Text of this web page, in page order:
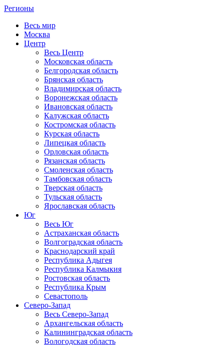
Регионы
Весь мир
Москва
Центр
Весь Центр
Московская область
Белгородская область
Брянская область
Владимирская область
Воронежская область
Ивановская область
Калужская область
Костромская область
Курская область
Липецкая область
Орловская область
Рязанская область
Смоленская область
Тамбовская область
Тверская область
Тульская область
Ярославская область
Юг
Весь Юг
Астраханская область
Волгоградская область
Краснодарский край
Республика Адыгея
Республика Калмыкия
Ростовская область
Республика Крым
Севастополь
Северо-Запад
Весь Северо-Запад
Архангельская область
Калининградская область
Вологодская область